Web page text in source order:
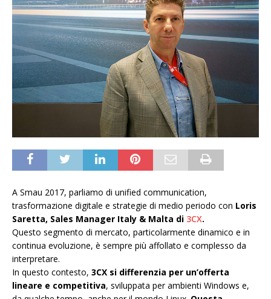
A Smau 2017, parliamo di unified communication,
trasformazione digitale e strategie di medio periodo con Loris
Saretta, Sales Manager Italy & Malta di 3CX.
Questo segmento di mercato, particolarmente dinamico e in
continua evoluzione, è sempre più affollato e complesso da
interpretare.
In questo contesto, 3CX si differenzia per un’offerta
lineare e competitiva, sviluppata per ambienti Windows e,